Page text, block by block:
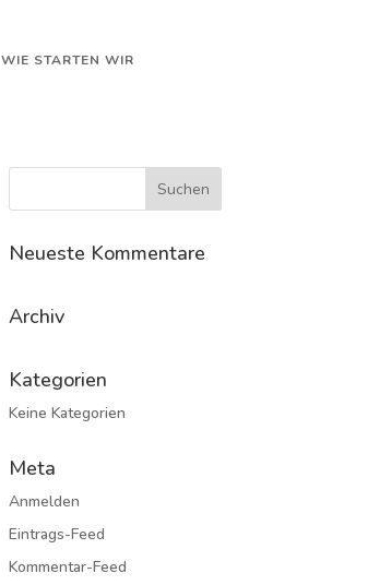
WIE STARTEN WIR
Neueste Kommentare
Archiv
Kategorien
Keine Kategorien
Meta
Anmelden
Eintrags-Feed
Kommentar-Feed